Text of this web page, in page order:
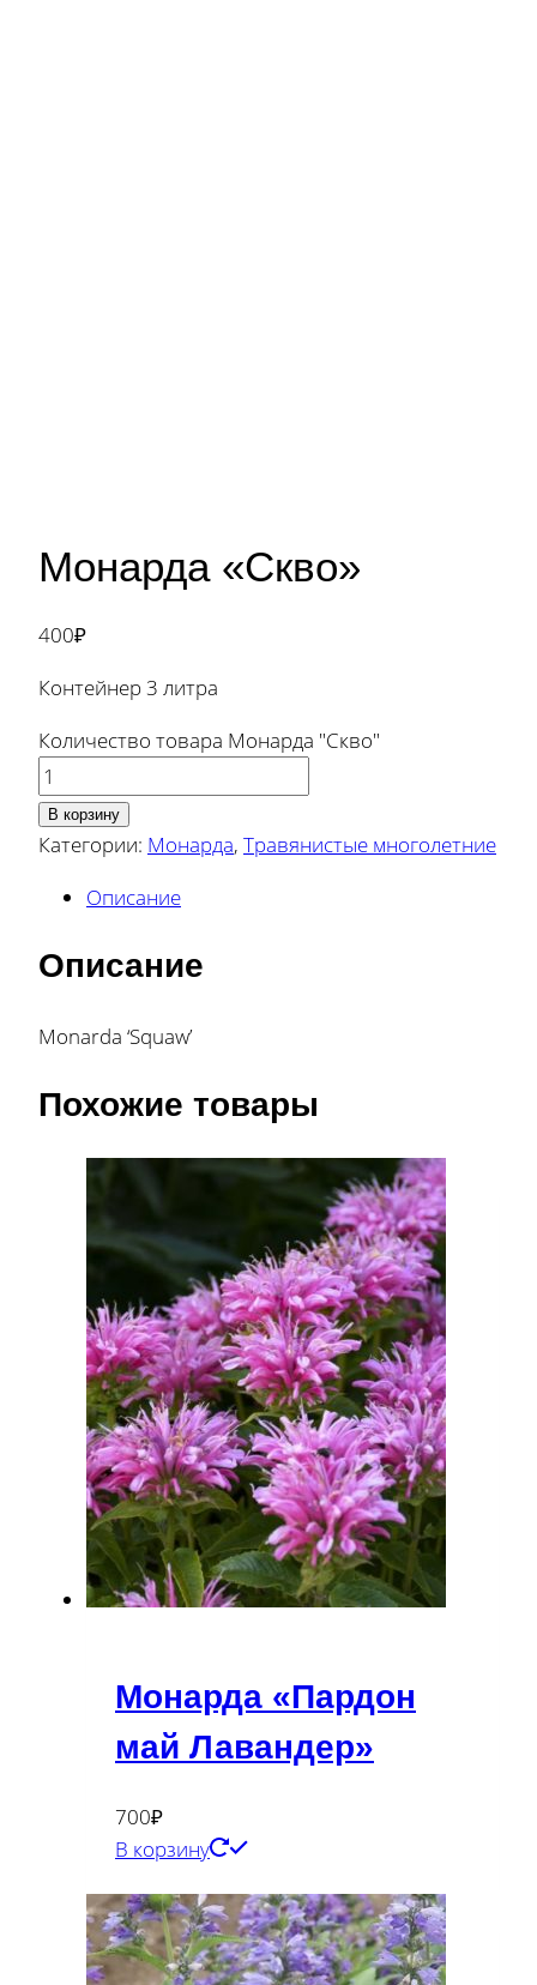
Монарда «Скво»
400₽
Контейнер 3 литра
Количество товара Монарда "Скво"
В корзину
Категории: Монарда, Травянистые многолетние
Описание
Описание
Monarda ‘Squaw’
Похожие товары
Монарда «Пардон
май Лавандер»
700₽
В корзину